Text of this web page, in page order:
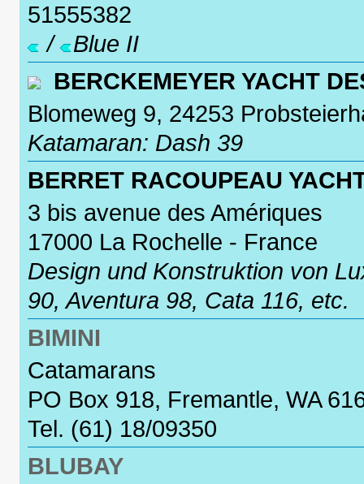
51555382
/
Blue II
BERCKEMEYER YACHT
Blomeweg 9, 24253
Katamaran: Dash 39
BERRET RACOUPEAU
3 bis avenue des Amériques
17000 La Rochelle - France
Design und Konstruktion von
90, Aventura 98, Cata 116, etc.
BIMINI
Catamarans
PO Box 918, Fremantle, WA
Tel. (61) 18/09350
BLUBAY